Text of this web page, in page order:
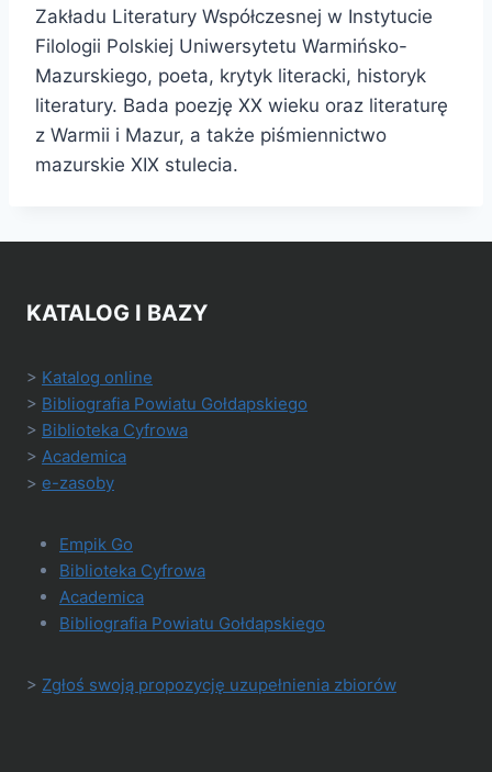
Zakładu Literatury Współczesnej w Instytucie
Filologii Polskiej Uniwersytetu Warmińsko-
Mazurskiego, poeta, krytyk literacki, historyk
literatury. Bada poezję XX wieku oraz literaturę
z Warmii i Mazur, a także piśmiennictwo
mazurskie XIX stulecia.
KATALOG I BAZY
> Katalog online
> Bibliografia Powiatu Gołdapskiego
> Biblioteka Cyfrowa
> Academica
> e-zasoby
Empik Go
Biblioteka Cyfrowa
Academica
Bibliografia Powiatu Gołdapskiego
> Zgłoś swoją propozycję uzupełnienia zbiorów